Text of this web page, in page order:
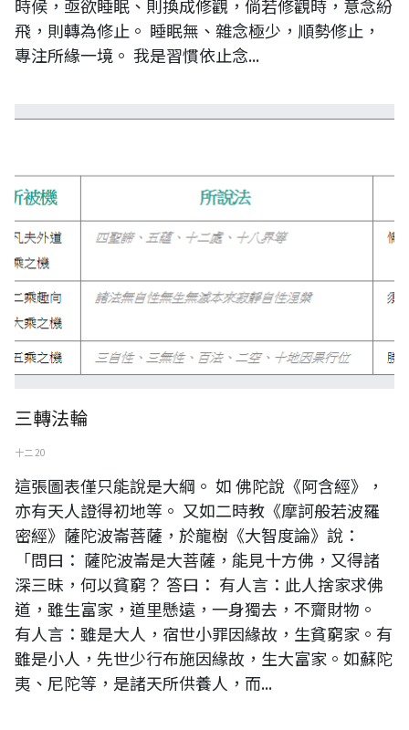
時候，亟欲睡眠、則換成修觀，倘若修觀時，意念紛
飛，則轉為修止。 睡眠無、雜念極少，順勢修止，
專注所緣一境。 我是習慣依止念...
三轉法輪
十二 20
這張圖表僅只能說是大綱。 如 佛陀說《阿含經》，
亦有天人證得初地等。 又如二時教《摩訶般若波羅
密經》薩陀波崙菩薩，於龍樹《大智度論》說：
「問曰： 薩陀波崙是大菩薩，能見十方佛，又得諸
深三昧，何以貧窮？ 答曰： 有人言：此人捨家求佛
道，雖生富家，道里懸遠，一身獨去，不齎財物。
有人言：雖是大人，宿世小罪因緣故，生貧窮家。有
雖是小人，先世少行布施因緣故，生大富家。如蘇陀
夷、尼陀等，是諸天所供養人，而...